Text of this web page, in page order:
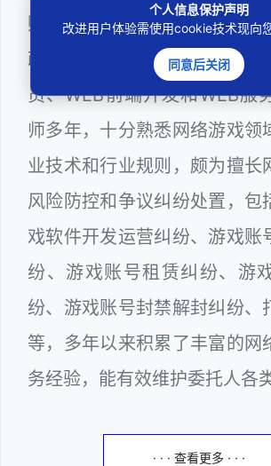
购评审专家（法律类），曾担
政府系统公职律师、计算机
员、WEB前端开发和WEB服
师多年，十分熟悉网络游戏领
业技术和行业规则，颇为擅长
风险防控和争议纠纷处置，包
戏软件开发运营纠纷、游戏账
纷、游戏账号租赁纠纷、游
纷、游戏账号封禁解封纠纷、
等，多年以来积累了丰富的网
务经验，能有效维护委托人各
· · · 查看更多 · · ·
个人信息保护声明
改进用户体验需使用cookie技术现向
同意后关闭